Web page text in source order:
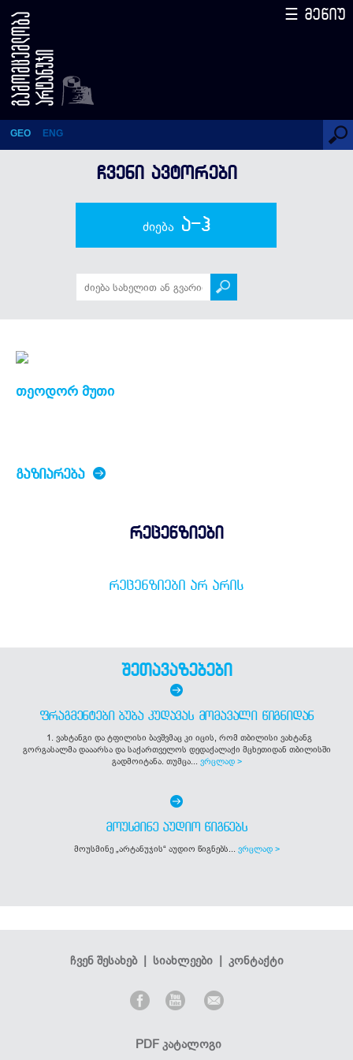
თეოდორ მუთი
GEO ENG
☰ მენიუ
ᲩᲕᲔᲜᲘ ᲐᲕᲢᲝᲠᲔᲑᲘ
ძიება ა-ჰ
თეოდორ მუთი
ᲒᲐᲖᲘᲐᲠᲔᲑᲐ
რეცენზიები
ᲠᲔᲪᲔᲜᲖᲘᲔᲑᲘ ᲐᲠ ᲐᲠᲘᲡ
შეთავაზებები
ᲤᲠᲐᲒᲛᲔᲜᲢᲔᲑᲘ ᲑᲣᲑᲐ ᲙᲣᲓᲐᲕᲐᲡ ᲛᲝᲛᲐᲕᲐᲚᲘ ᲬᲘᲒᲜᲘᲓᲐᲜ
1. ვახტანგი და ტფილისი ბავშვმაც კი იცის, რომ თბილისი ვახტანგ
გორგასალმა დააარსა და საქართველოს დედაქალაქი მცხეთიდან თბილისში
გადმოიტანა. თუმცა... ვრცლად >
ᲛᲝᲣᲡᲛᲘᲜᲔ ᲐᲣᲓᲘᲝ ᲬᲘᲒᲜᲔᲑᲡ
მოუსმინე „არტანუჯის“ აუდიო წიგნებს... ვრცლად >
ჩვენ შესახებ| სიახლეები| კონტაქტი
PDF კატალოგი